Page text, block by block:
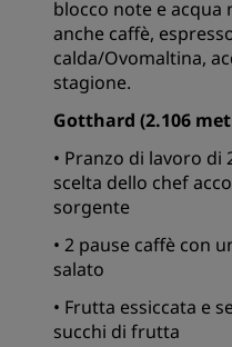
blocco note e acqua
anche caffè,
calda/Ovomaltina,
stagione.
Gotthard (2.106
• Pranzo di lavoro
scelta dello chef
sorgente
• 2 pause caffè con
salato
• Frutta essiccata e
succhi di frutta